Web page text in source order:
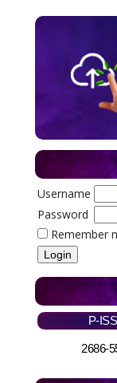
Username
Password
Remember
P-
2686-